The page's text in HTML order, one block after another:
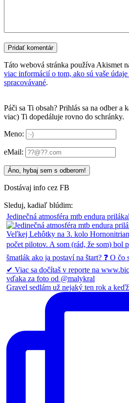
Táto webová stránka používa Akismet
viac informácií o tom, ako sú vaše
spracovávané.
Páči sa Ti obsah? Prihlás sa na odber
viac) Ti dopedáluje rovno do schránky.
Meno:
eMail:
Dostávaj info cez FB
Sleduj, kadiaľ blúdim:
Jedinečná atmosféra mtb endura
Gravel sedlám už nejaký ten rok a